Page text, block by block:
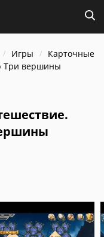
Игры
Карточные
Три вершины